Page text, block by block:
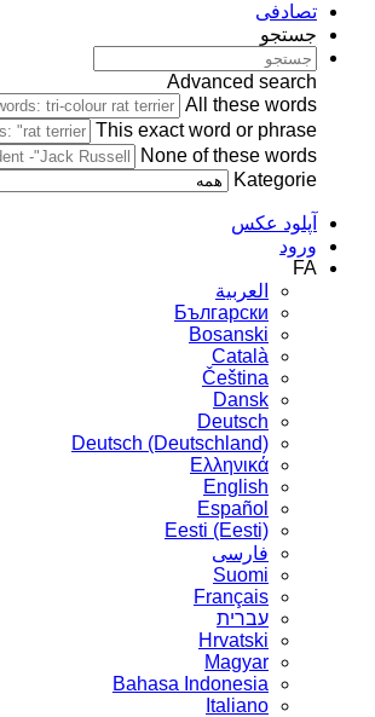
تصادفی
جستجو
Advanced search
All these words
This exact word or phrase
None of these words
Kategorie
آپلود عکس
ورود
FA
العربية
Български
Bosanski
Сatalà
Čeština
Dansk
Deutsch
Deutsch (Deutschland)
Ελληνικά
English
Español
Eesti (Eesti)
فارسی
Suomi
Français
עברית
Hrvatski
Magyar
Bahasa Indonesia
Italiano